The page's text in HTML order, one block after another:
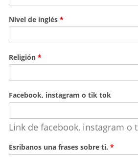
Nivel de inglés *
Religión *
Facebook, instagram o tik tok
Link de facebook, instagram o
Esribanos una frases sobre ti. *